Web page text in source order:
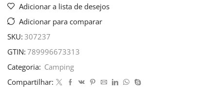
Adicionar a lista de desejos
Adicionar para comparar
SKU: 307237
GTIN: 789996673313
Categoria: Camping
Compartilhar: